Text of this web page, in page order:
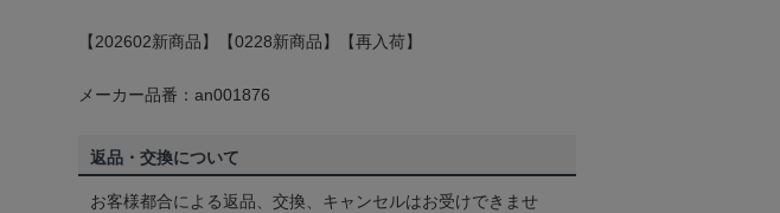
【202602新商品】【0228新商品】【再入荷】
メーカー品番：an001876
返品・交換について
お客様都合による返品、交換、キャンセルはお受けできませ